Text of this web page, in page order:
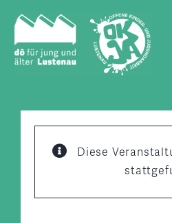
Inhalt
springen
Diese